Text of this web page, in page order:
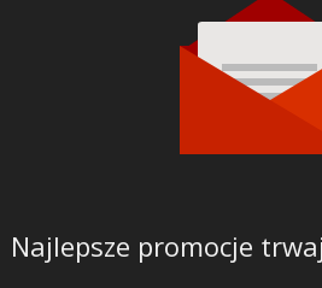
Najlepsze promocje